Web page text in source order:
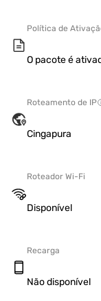
Política de
O pacote é
Roteamento de IP
Cingapura
Roteador Wi-Fi
Disponível
Recarga
Não disponível